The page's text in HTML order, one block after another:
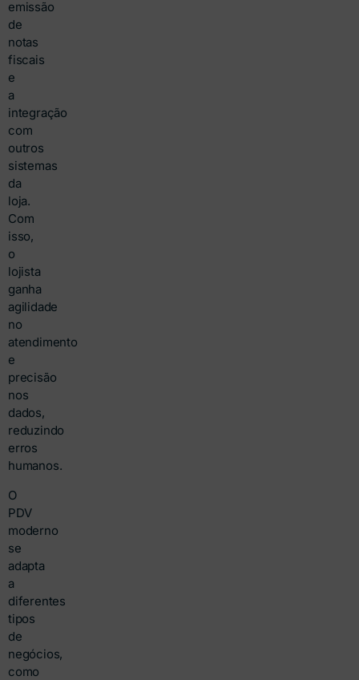
emissão
de
notas
fiscais
e
a
integração
com
outros
sistemas
da
loja.
Com
isso,
o
lojista
ganha
agilidade
no
atendimento
e
precisão
nos
dados,
reduzindo
erros
humanos.
O
PDV
moderno
se
adapta
a
diferentes
tipos
de
negócios,
como